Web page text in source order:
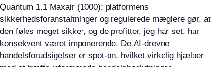
Quantum 1.1 Maxair (1000); platformens
sikkerhedsforanstaltninger og regulerede mæglere gør, at
den føles meget sikker, og de profitter, jeg har set, har
konsekvent været imponerende. De AI-drevne
handelsforudsigelser er spot-on, hvilket virkelig hjælper